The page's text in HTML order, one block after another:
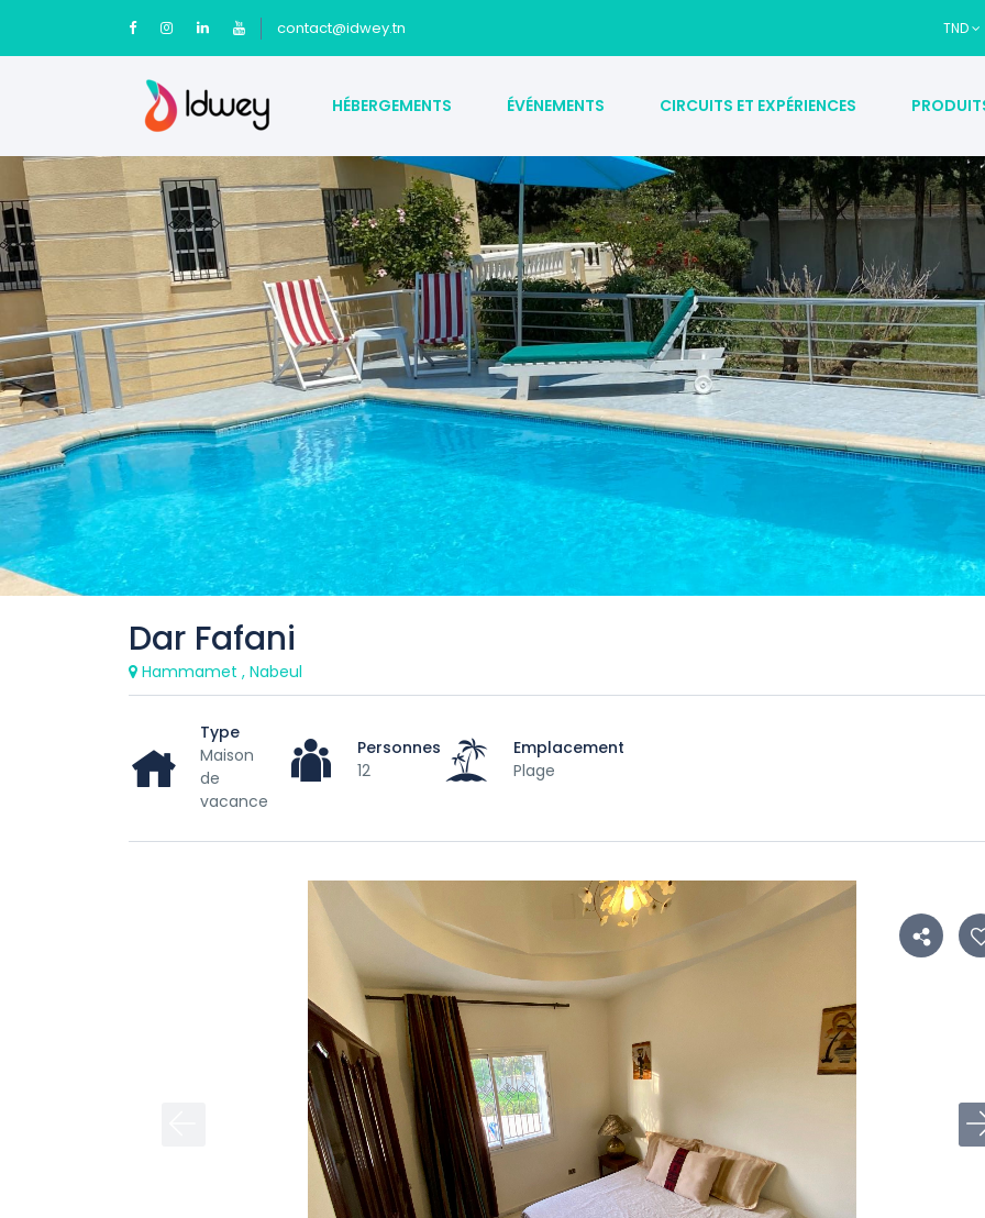
contact@idwey.tn TND
HÉBERGEMENTS ÉVÉNEMENTS CIRCUITS ET EXPÉRIENCES
Dar Fafani
Hammamet , Nabeul
Type
Maison
de
vacance
Personnes
12
Emplacement
Plage